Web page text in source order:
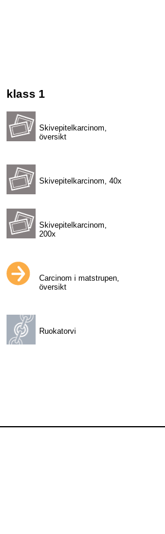
klass 1
Skivepitelkarcinom,
översikt
Skivepitelkarcinom, 40x
Skivepitelkarcinom,
200x
Carcinom i matstrupen,
översikt
Ruokatorvi